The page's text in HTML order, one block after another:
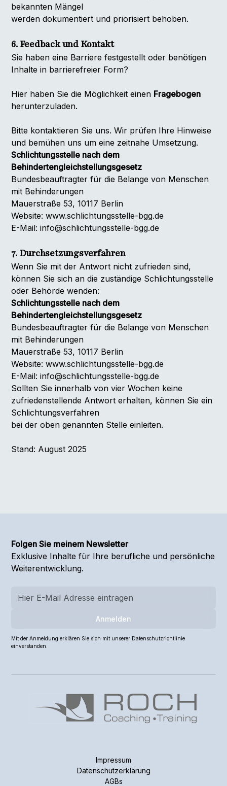
bekannten Mängel
werden dokumentiert und priorisiert behoben.
6. Feedback und Kontakt
Sie haben eine Barriere festgestellt oder benötigen
Inhalte in barrierefreier Form?
Hier haben Sie die Möglichkeit einen Fragebogen
herunterzuladen.
Bitte kontaktieren Sie uns. Wir prüfen Ihre Hinweise
und bemühen uns um eine zeitnahe Umsetzung.
Schlichtungsstelle nach dem
Behindertengleichstellungsgesetz
Bundesbeauftragter für die Belange von Menschen
mit Behinderungen
Mauerstraße 53, 10117 Berlin
Website: www.schlichtungsstelle-bgg.de
E-Mail: info@schlichtungsstelle-bgg.de
7. Durchsetzungsverfahren
Wenn Sie mit der Antwort nicht zufrieden sind,
können Sie sich an die zuständige Schlichtungsstelle
oder Behörde wenden:
Schlichtungsstelle nach dem
Behindertengleichstellungsgesetz
Bundesbeauftragter für die Belange von Menschen
mit Behinderungen
Mauerstraße 53, 10117 Berlin
Website: www.schlichtungsstelle-bgg.de
E-Mail: info@schlichtungsstelle-bgg.de
Sollten Sie innerhalb von vier Wochen keine
zufriedenstellende Antwort erhalten, können Sie ein
Schlichtungsverfahren
bei der oben genannten Stelle einleiten.
Stand: August 2025
Folgen Sie meinem Newsletter
Exklusive Inhalte für Ihre berufliche und persönliche
Weiterentwicklung.
Mit der Anmeldung erklären Sie sich mit unserer Datenschutzrichtlinie
einverstanden.
Impressum
Datenschutzerklärung
AGBs